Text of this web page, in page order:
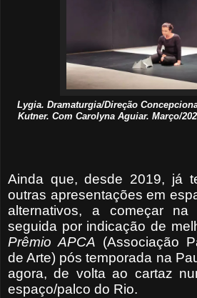
Lygia. Dramaturgia/Direção
Kutner. Com Carolyna Aguiar. Março/
Ainda que, desde 2019, já
outras apresentações em
alternativos, a começar na
seguida por indicação de
Prêmio APCA (Associação
de Arte) pós temporada na
agora, de volta ao cartaz
espaço/palco do Rio.